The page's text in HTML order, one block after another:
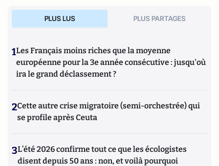
PLUS LUS PLUS PARTAGES
1Les Français moins riches que la moyenne
européenne pour la 3e année consécutive : jusqu'où
ira le grand déclassement ?
2Cette autre crise migratoire (semi-orchestrée) qui
se profile après Ceuta
3L’été 2026 confirme tout ce que les écologistes
disent depuis 50 ans : non, et voilà pourquoi